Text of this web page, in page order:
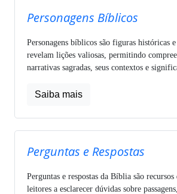
Personagens Bíblicos
Personagens bíblicos são figuras históricas
revelam lições valiosas, permitindo
narrativas sagradas, seus contextos e
Saiba mais
Perguntas e Respostas
Perguntas e respostas da Bíblia são recursos
leitores a esclarecer dúvidas sobre